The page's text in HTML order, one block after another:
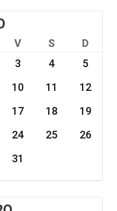
V S
D
3 4
5
10 11
12
17 18
19
24 25
26
31